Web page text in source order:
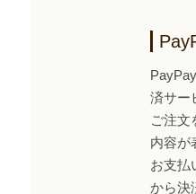
済サー
ご注文
内容が
お支払
から決